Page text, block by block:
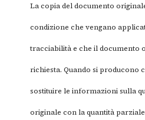
La copia del documento
condizione che vengano
tracciabilità e che il documento
richiesta. Quando si producono
sostituire le informazioni sulla
originale con la quantità